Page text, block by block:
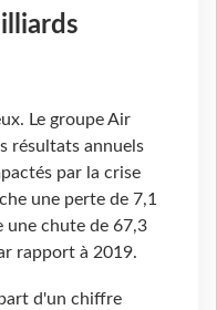
Le groupe Air
résultats annuels
par la crise
une perte de 7,1
une chute de 67,3
rapport à 2019.
d'un chiffre